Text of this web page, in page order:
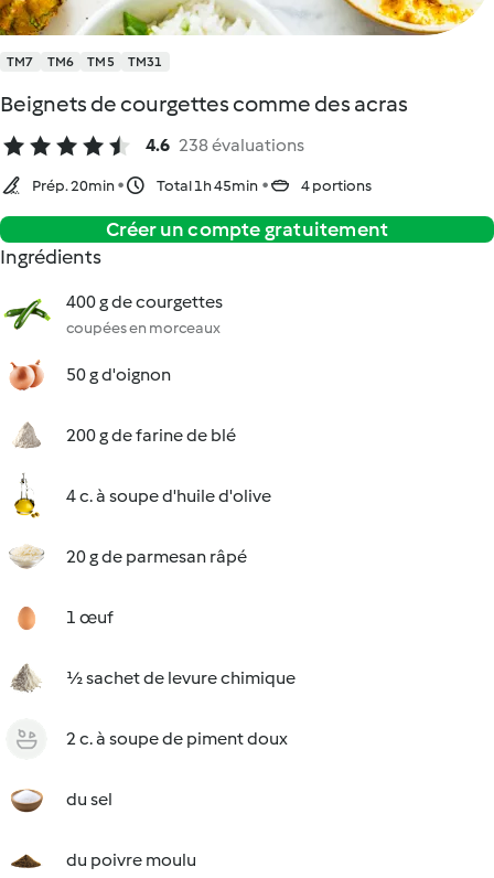
TM7 TM6 TM5 TM31
Beignets de courgettes comme des acras
4.6 238 évaluations
Prép. 20min Total 1h 45min 4 portions
Créer un compte gratuitement
Ingrédients
400 g de courgettes
coupées en morceaux
50 g d'oignon
200 g de farine de blé
4 c. à soupe d'huile d'olive
20 g de parmesan râpé
1 œuf
½ sachet de levure chimique
2 c. à soupe de piment doux
du sel
du poivre moulu